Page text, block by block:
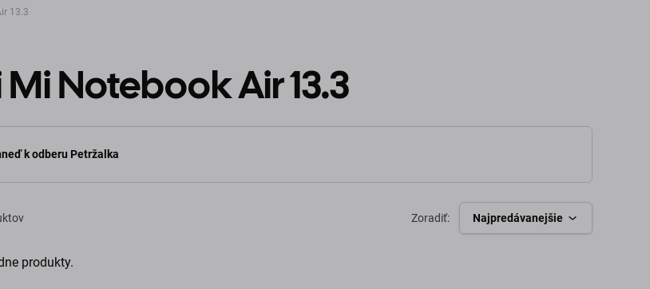
13.3
Notebook Air 13.3
k odberu Petržalka
Zoradiť: Najpredávanejšie
produkty.